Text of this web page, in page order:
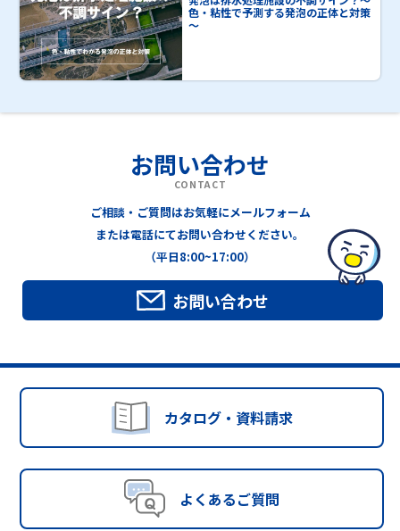
色・粘性で予測する発泡の正体と対策
～
お問い合わせ
CONTACT
ご相談・ご質問はお気軽にメールフォーム
または電話にてお問い合わせください。
（平日8:00~17:00）
お問い合わせ
カタログ・資料請求
よくあるご質問